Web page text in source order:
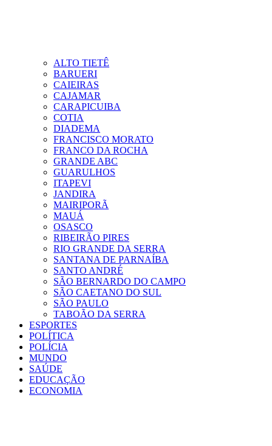
ALTO TIETÊ
BARUERI
CAIEIRAS
CAJAMAR
CARAPICUIBA
COTIA
DIADEMA
FRANCISCO MORATO
FRANCO DA ROCHA
GRANDE ABC
GUARULHOS
ITAPEVI
JANDIRA
MAIRIPORÃ
MAUÁ
OSASCO
RIBEIRÃO PIRES
RIO GRANDE DA SERRA
SANTANA DE PARNAÍBA
SANTO ANDRÉ
SÃO BERNARDO DO CAMPO
SÃO CAETANO DO SUL
SÃO PAULO
TABOÃO DA SERRA
ESPORTES
POLÍTICA
POLÍCIA
MUNDO
SAÚDE
EDUCAÇÃO
ECONOMIA